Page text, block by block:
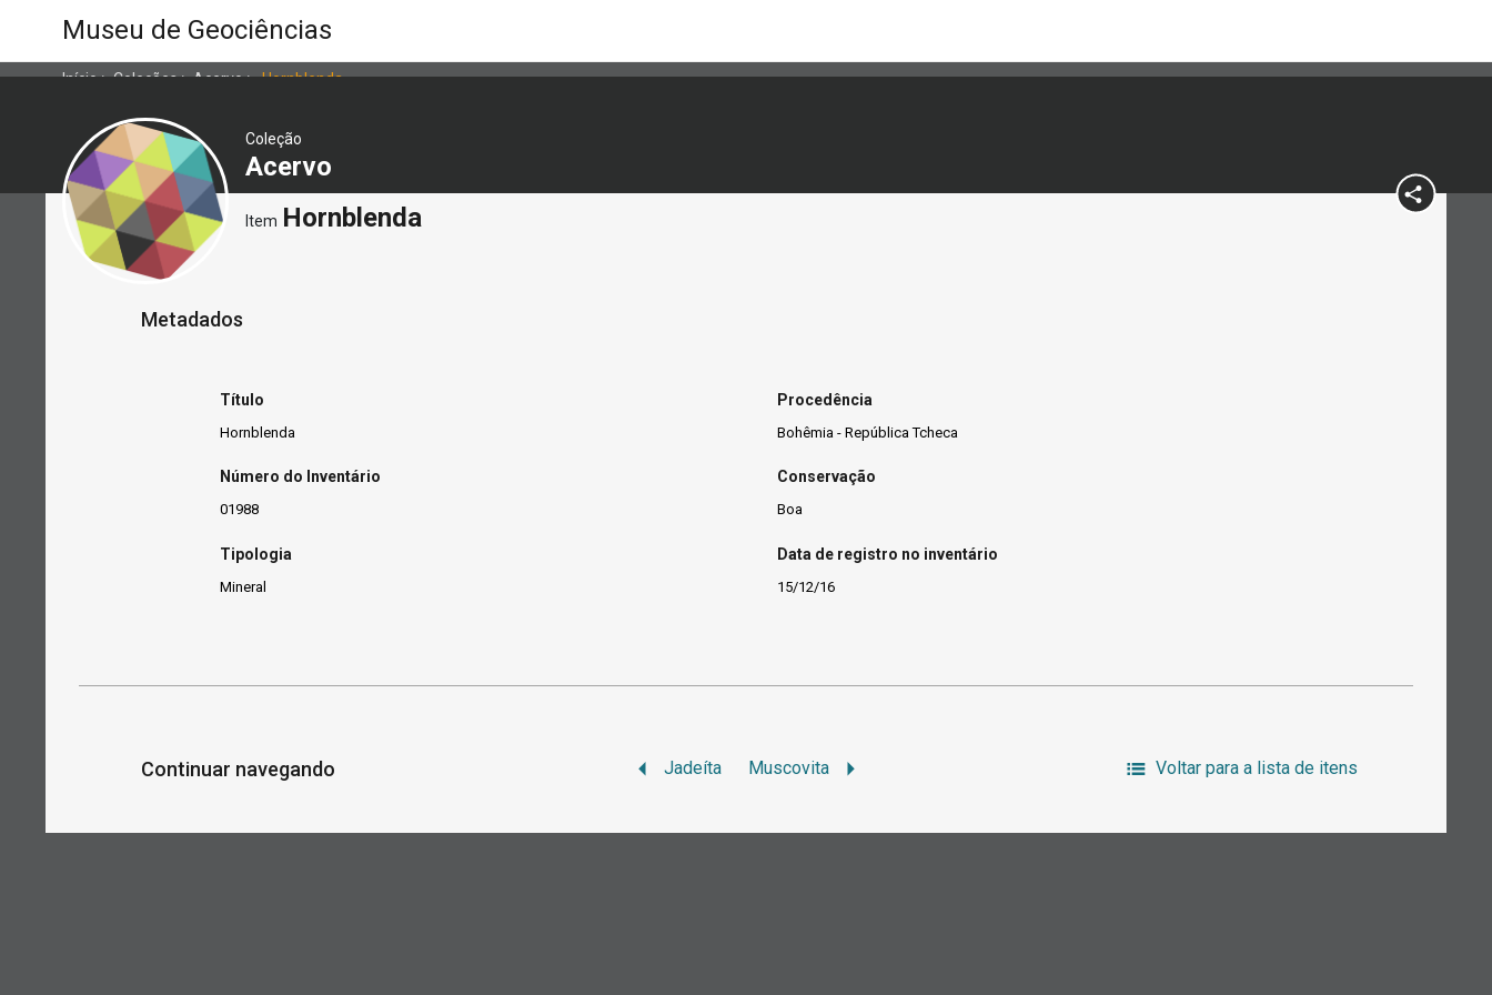
Museu de Geociências
Início>Coleções>Acervo>Hornblenda
Coleção
Acervo
Item Hornblenda
Metadados
Título
Hornblenda
Número do Inventário
01988
Tipologia
Mineral
Procedência
Bohêmia - República Tcheca
Conservação
Boa
Data de registro no inventário
15/12/16
Continuar navegando Jadeíta Muscovita Voltar para a lista de itens